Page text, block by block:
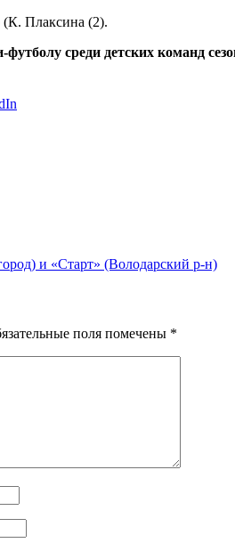
(К. Плаксина (2).
среди детских команд
и «Старт» (Володарский р-н)
поля помечены *